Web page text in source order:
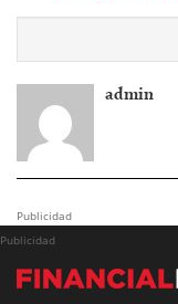
admin
Publicidad
Publicidad